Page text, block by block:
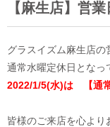
【麻生店】営
グラスイズム麻生店の
通常水曜定休日となっ
2022/1/5(水)は 【通常
皆様のご来店を心より